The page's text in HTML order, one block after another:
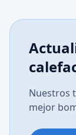
Nuestros
mejor